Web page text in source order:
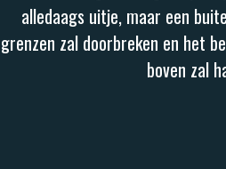
alledaags uitje, maar een
grenzen zal doorbreken en het
boven zal